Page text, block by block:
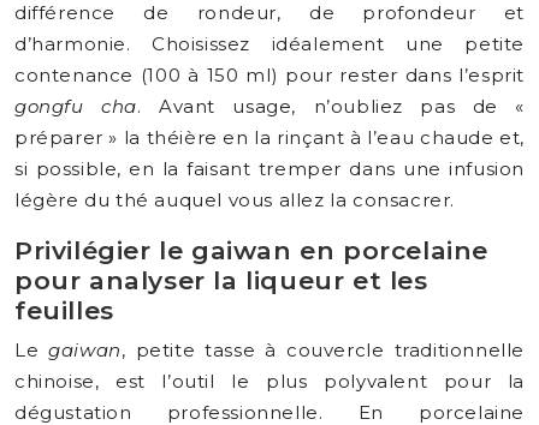
différence de rondeur, de profondeur et
d’harmonie. Choisissez idéalement une petite
contenance (100 à 150 ml) pour rester dans l’esprit
gongfu cha. Avant usage, n’oubliez pas de «
préparer » la théière en la rinçant à l’eau chaude et,
si possible, en la faisant tremper dans une infusion
légère du thé auquel vous allez la consacrer.
Privilégier le gaiwan en porcelaine
pour analyser la liqueur et les
feuilles
Legaiwan, petite tasse à couvercle traditionnelle
chinoise, est l’outil le plus polyvalent pour la
dégustation professionnelle. En porcelaine